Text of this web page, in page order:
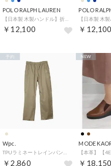
POLO RALPH LAUREN
￥12,100
POLO
￥12,100
Wpc.
￥2,860
予約
MODE
￥18,150
NEW